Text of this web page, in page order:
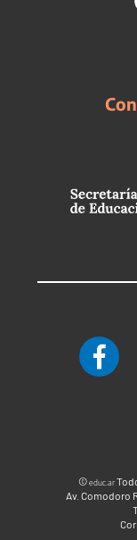
©educ.ar
Av. Comodoro